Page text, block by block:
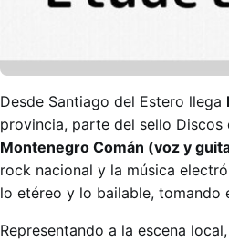
Desde Santiago del Estero llega
provincia, parte del sello
Montenegro Comán (voz y
rock nacional y la música
lo etéreo y lo bailable, tomando
Representando a la escena local,